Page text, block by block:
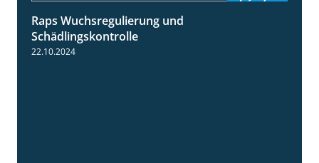
Raps Wuchsregulierung und
Schädlingskontrolle
22.10.2024